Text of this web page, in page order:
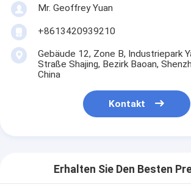
Mr. Geoffrey Yuan
+8613420939210
Gebäude 12, Zone B, Industriepark
Straße Shajing, Bezirk Baoan,
China
Kontakt
Erhalten Sie Den Besten